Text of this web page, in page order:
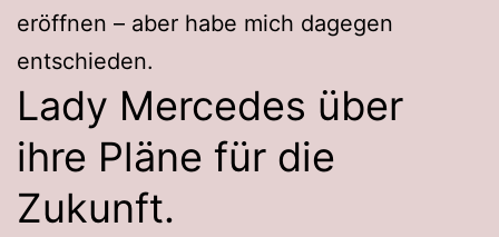
eröffnen – aber habe mich dagegen
entschieden.
Lady Mercedes über
ihre Pläne für die
Zukunft.